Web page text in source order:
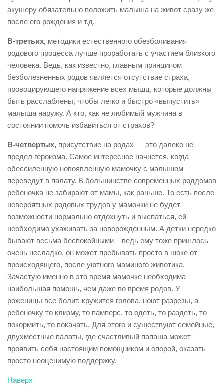
акушеру обязательно положить малыша на живот сразу же
после его рождения и т.д.
В-третьих, методики естественного обезболивания
родового процесса лучше проработать с участием близкого
человека. Ведь, как известно, главным принципом
безболезненных родов является отсутствие страха,
провоцирующего напряжение всех мышц, которые должны
быть расслаблены, чтобы легко и быстро «выпустить»
малыша наружу. А кто, как не любимый мужчина в
состоянии помочь избавиться от страхов?
В-четвертых, присутствие на родах — это далеко не
предел героизма. Самое интересное начнется, когда
обессиленную новоявленную мамочку с малышом
переведут в палату. В большинстве современных роддомов
ребеночка не забирают от мамы, как раньше. То есть после
невероятных родовых трудов у мамочки не будет
возможности нормально отдохнуть и выспаться, ей
необходимо ухаживать за новорожденным. А детки нередко
бывают весьма беспокойными – ведь ему тоже пришлось
очень несладко, он может пребывать просто в шоке от
происходящего, после уютного маминого животика.
Зачастую именно в это время мамочке необходима
наибольшая помощь, чем даже во время родов. У
роженицы все болит, кружится голова, ноют разрезы, а
ребеночку то клизму, то памперс, то одеть, то раздеть, то
покормить, то покачать. Для этого и существуют семейные,
двухместные палаты, где счастливый папаша может
проявить себя настоящим помощником и опорой, оказать
просто неоценимую поддержку.
Наверх